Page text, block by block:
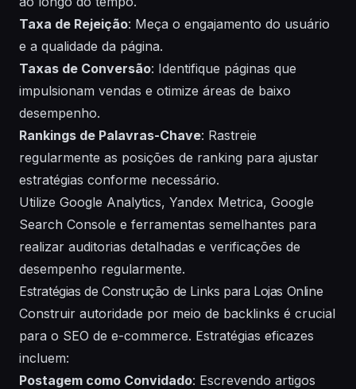
Taxa de Rejeição: Meça o engajamento do usuário
e a qualidade da página.
Taxas de Conversão: Identifique páginas que
impulsionam vendas e otimize áreas de baixo
desempenho.
Rankings de Palavras-Chave: Rastreie
regularmente as posições de ranking para ajustar
estratégias conforme necessário.
Utilize Google Analytics, Yandex Metrica, Google
Search Console e ferramentas semelhantes para
realizar auditorias detalhadas e verificações de
desempenho regularmente.
Estratégias de Construção de Links para Lojas Online
Construir autoridade por meio de backlinks é crucial
para o SEO de e-commerce. Estratégias eficazes
incluem:
Postagem como Convidado: Escrevendo artigos